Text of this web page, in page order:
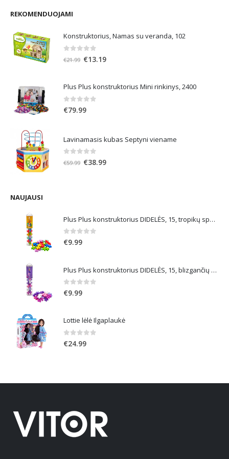
REKOMENDUOJAMI
Konstruktorius, Namas su veranda, 102
out of 5
€21.99 Original
€21.99.
€13.19Current
€13.19.
Plus Plus konstruktorius Mini rinkinys, 2400
0out of 5
€79.99
Lavinamasis kubas Septyni viename
out of 5
€59.99 Original
€38.99Current
NAUJAUSI
Plus Plus konstruktorius DIDELĖS, 15, tropikų spalvos
0out of 5
€9.99
Plus Plus konstruktorius DIDELĖS, 15, blizgančių spalvų
0out of 5
€9.99
Lottie lėlė Ilgaplaukė
0out of 5
€24.99